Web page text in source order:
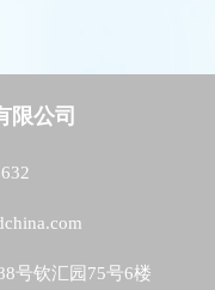
限公司
号钦汇园75号6楼